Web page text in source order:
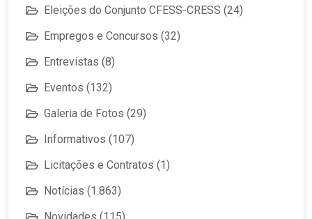
Eleições do Conjunto CFESS-CRESS (24)
Empregos e Concursos (32)
Entrevistas (8)
Eventos (132)
Galeria de Fotos (29)
Informativos (107)
Licitações e Contratos (1)
Notícias (1.863)